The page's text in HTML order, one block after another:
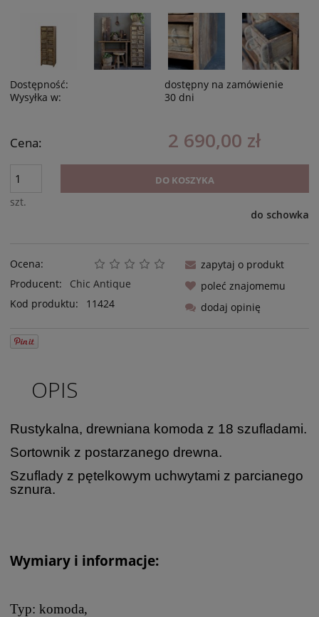
Dostępność:
dostępny na zamówienie
Wysyłka w:
30 dni
Cena: 2 690,00 zł
szt.
DO KOSZYKA
do schowka
Ocena:
Producent:
Chic Antique
Kod produktu:
11424
zapytaj o produkt
poleć znajomemu
dodaj opinię
OPIS
Rustykalna, drewniana komoda z 18 szufladami.
Sortownik z postarzanego drewna.
Szuflady z pętelkowym uchwytami z parcianego
sznura.
Wymiary i informacje:
Typ: komoda,